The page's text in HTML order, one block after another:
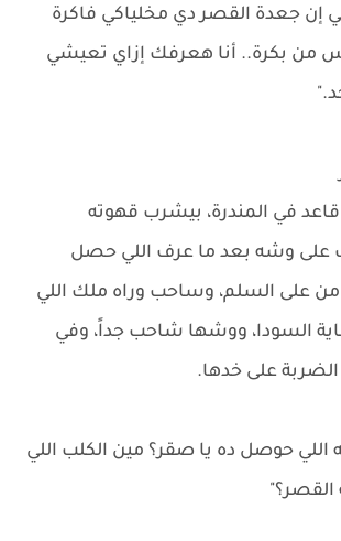
إن جعدة القصر دي مخلياكي فاكرة
من بكرة.. أنا هعرفك إزاي تعيشي
في المندرة، بيشرب قهوته
على وشه بعد ما عرف اللي حصل
من على السلم، وساحب وراه ملك اللي
السودا، ووشها شاحب جداً، وفي
الضربة على خدها.
اللي حوصل ده يا صقر؟ مين الكلب اللي
القصر؟"